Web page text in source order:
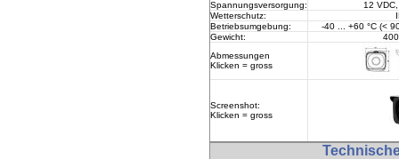
Spannungsversorgung:
12
Wetterschutz:
Betriebsumgebung:
-40 ... +60 °C (<
Gewicht:
400
Abmessungen
Klicken = gross
Screenshot:
Klicken = gross